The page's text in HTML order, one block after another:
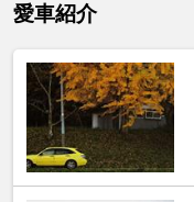
愛車紹介